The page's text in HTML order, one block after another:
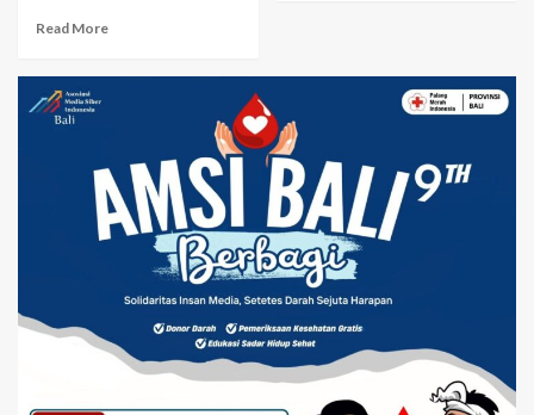
Read More